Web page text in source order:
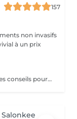
157
non invasifs
à un prix
Avant votre séance d'épilation laser, quelques conseils pour un meilleur confort et un résultat optimal : 1. Rasez la zone à traiter : de préférence la veille avec un rasoir. 2. Venez avec une peau propre et sèche : sans maquillage, crème, parfum, huile ou déodorant. 3. Protégez votre peau : évitez le soleil, l'autobronzant ainsi que les gommages durant les 3 jours précédant la séance.